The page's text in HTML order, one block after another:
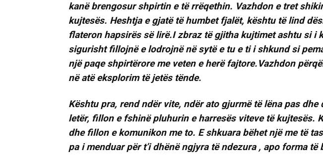
kanë brengosur shpirtin e të rrëqethin. Vazhdon e tret
kujtesës. Heshtja e gjatë të humbet fjalët, kështu të lind
flateron hapsirës së lirë.I zbraz të gjitha kujtimet ashtu si i
sigurisht fillojnë e lodrojnë në sytë e tu e ti i shkund si
një paqe shpirtërore me veten e herë fajtore.Vazhdon
në atë eksplorim të jetës tënde.
Kështu pra, rend ndër vite, ndër ato gjurmë të lëna pas dhe
letër, fillon e fshinë pluhurin e harresës viteve të kujtesës.
dhe fillon e komunikon me to. E shkuara bëhet një me të
pa i menduar për t’i dhënë ngjyra të ndezura , apo forma